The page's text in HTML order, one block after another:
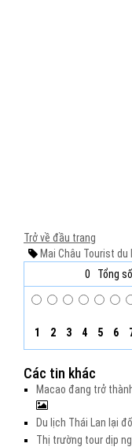
Trở về đầu trang
Mai Châu Tourist du
0
Tổng
1 2 3 4 5 6
Các tin khác
Macao đang trở
Du lịch Thái Lan lại
Thị trường tour dịp